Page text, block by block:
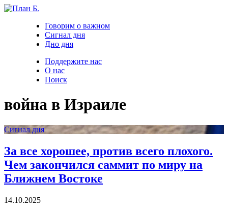
Говорим о важном
Сигнал дня
Дно дня
Поддержите нас
О нас
Поиск
война в Израиле
Сигнал дня
За все хорошее, против всего плохого.
Чем закончился саммит по миру на
Ближнем Востоке
14.10.2025